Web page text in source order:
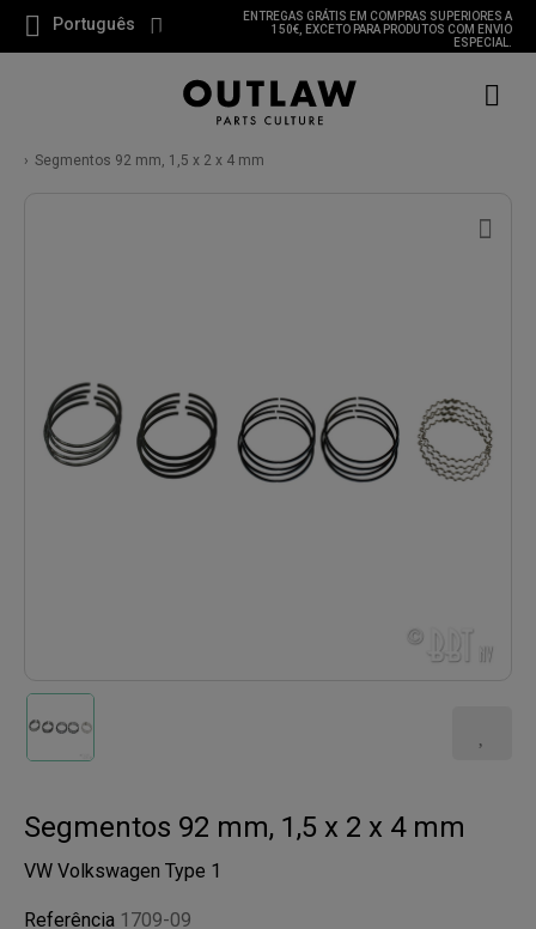
Português
ENTREGAS GRÁTIS EM COMPRAS SUPERIORES A
150€, EXCETO PARA PRODUTOS COM ENVIO
ESPECIAL.
Segmentos 92 mm, 1,5 x 2 x 4 mm
Segmentos 92 mm, 1,5 x 2 x 4 mm
VW Volkswagen Type 1
Referência 1709-09